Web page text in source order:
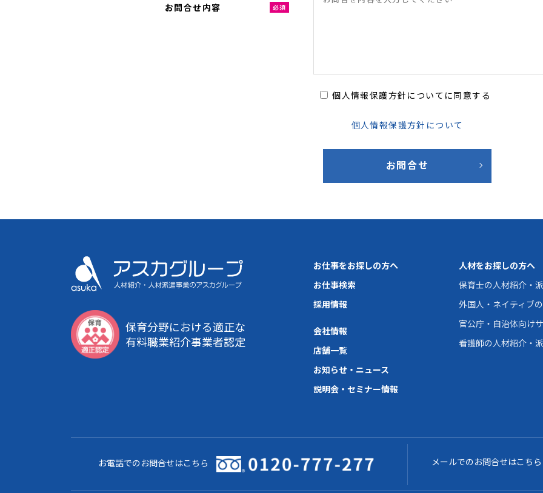
お問合せ内容 必須
個人情報保護方針についてに同意する
個人情報保護方針について
お問合せ
保育分野における適正な
有料職業紹介事業者認定
お仕事をお探しの方へ
お仕事検索
採用情報
人材をお探しの方へ
保育士の人材紹介・
外国人・ネイティブ
官公庁・自治体向け
看護師の人材紹介・
会社情報
店舗一覧
お知らせ・ニュース
説明会・セミナー情報
お電話でのお問合せはこちら メールでのお問合せはこちら